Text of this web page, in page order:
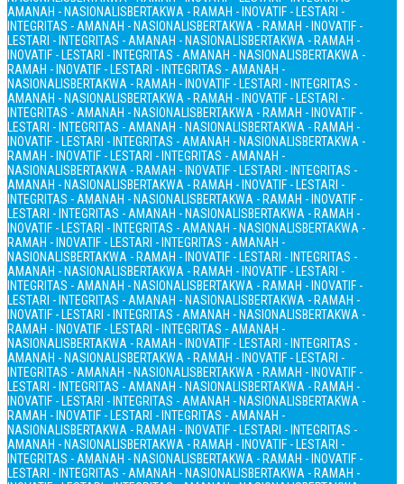
AMANAH - NASIONALISBERTAKWA - RAMAH - INOVATIF - LESTARI -
INTEGRITAS - AMANAH - NASIONALISBERTAKWA - RAMAH - INOVATIF -
LESTARI - INTEGRITAS - AMANAH - NASIONALISBERTAKWA - RAMAH -
INOVATIF - LESTARI - INTEGRITAS - AMANAH - NASIONALISBERTAKWA -
RAMAH - INOVATIF - LESTARI - INTEGRITAS - AMANAH -
NASIONALISBERTAKWA - RAMAH - INOVATIF - LESTARI - INTEGRITAS -
AMANAH - NASIONALISBERTAKWA - RAMAH - INOVATIF - LESTARI -
INTEGRITAS - AMANAH - NASIONALISBERTAKWA - RAMAH - INOVATIF -
LESTARI - INTEGRITAS - AMANAH - NASIONALISBERTAKWA - RAMAH -
INOVATIF - LESTARI - INTEGRITAS - AMANAH - NASIONALISBERTAKWA -
RAMAH - INOVATIF - LESTARI - INTEGRITAS - AMANAH -
NASIONALISBERTAKWA - RAMAH - INOVATIF - LESTARI - INTEGRITAS -
AMANAH - NASIONALISBERTAKWA - RAMAH - INOVATIF - LESTARI -
INTEGRITAS - AMANAH - NASIONALISBERTAKWA - RAMAH - INOVATIF -
LESTARI - INTEGRITAS - AMANAH - NASIONALISBERTAKWA - RAMAH -
INOVATIF - LESTARI - INTEGRITAS - AMANAH - NASIONALISBERTAKWA -
RAMAH - INOVATIF - LESTARI - INTEGRITAS - AMANAH -
NASIONALISBERTAKWA - RAMAH - INOVATIF - LESTARI - INTEGRITAS -
AMANAH - NASIONALISBERTAKWA - RAMAH - INOVATIF - LESTARI -
INTEGRITAS - AMANAH - NASIONALISBERTAKWA - RAMAH - INOVATIF -
LESTARI - INTEGRITAS - AMANAH - NASIONALISBERTAKWA - RAMAH -
INOVATIF - LESTARI - INTEGRITAS - AMANAH - NASIONALISBERTAKWA -
RAMAH - INOVATIF - LESTARI - INTEGRITAS - AMANAH -
NASIONALISBERTAKWA - RAMAH - INOVATIF - LESTARI - INTEGRITAS -
AMANAH - NASIONALISBERTAKWA - RAMAH - INOVATIF - LESTARI -
INTEGRITAS - AMANAH - NASIONALISBERTAKWA - RAMAH - INOVATIF -
LESTARI - INTEGRITAS - AMANAH - NASIONALISBERTAKWA - RAMAH -
INOVATIF - LESTARI - INTEGRITAS - AMANAH - NASIONALISBERTAKWA -
RAMAH - INOVATIF - LESTARI - INTEGRITAS - AMANAH -
NASIONALISBERTAKWA - RAMAH - INOVATIF - LESTARI - INTEGRITAS -
AMANAH - NASIONALISBERTAKWA - RAMAH - INOVATIF - LESTARI -
INTEGRITAS - AMANAH - NASIONALISBERTAKWA - RAMAH - INOVATIF -
LESTARI - INTEGRITAS - AMANAH - NASIONALISBERTAKWA - RAMAH -